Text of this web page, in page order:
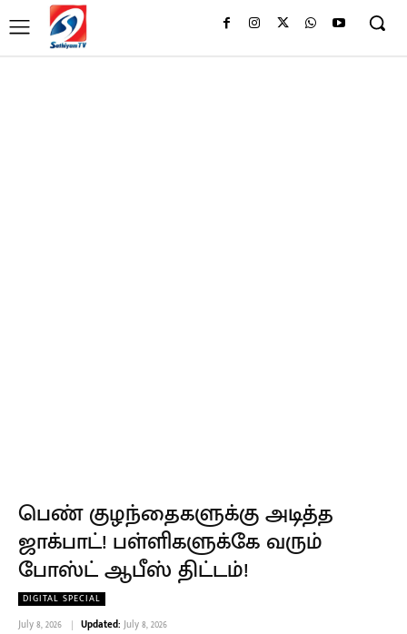
பெண் குழந்தைகளுக்கு அடித்த
ஜாக்பாட்! பள்ளிகளுக்கே வரும்
போஸ்ட் ஆபீஸ் திட்டம்!
DIGITAL SPECIAL
July 8, 2026 Updated: July 8, 2026